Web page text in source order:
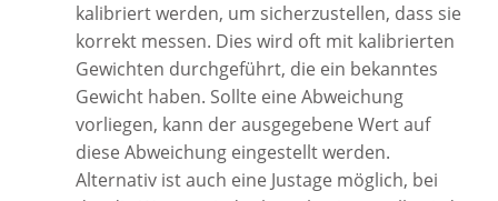
kalibriert werden, um sicherzustellen, dass sie
korrekt messen. Dies wird oft mit kalibrierten
Gewichten durchgeführt, die ein bekanntes
Gewicht haben. Sollte eine Abweichung
vorliegen, kann der ausgegebene Wert auf
diese Abweichung eingestellt werden.
Alternativ ist auch eine Justage möglich, bei